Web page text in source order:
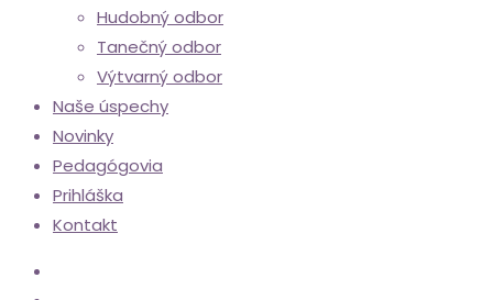
Hudobný odbor
Tanečný odbor
Výtvarný odbor
Naše úspechy
Novinky
Pedagógovia
Prihláška
Kontakt